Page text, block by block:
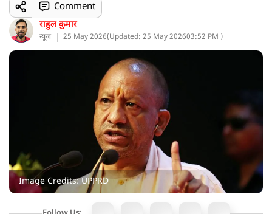
राहुल कुमार
न्यूज 25 May 2026(Updated: 25 May 202603:52 PM )
Comment
Image Credits: UPPRD